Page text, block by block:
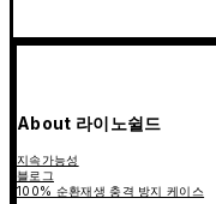
About 라이노쉴드
지속가능성
블로그
100% 순환재생 충격 방지 케이스